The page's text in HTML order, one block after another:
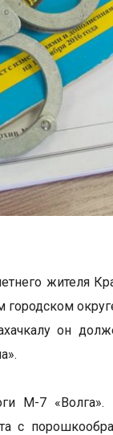
жителя
он
М-7
с